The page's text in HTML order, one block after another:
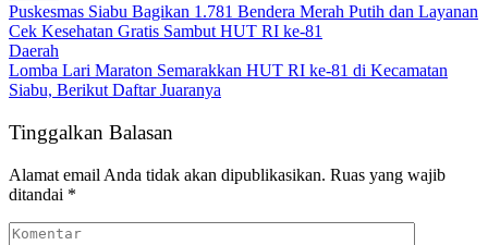
Puskesmas Siabu Bagikan 1.781 Bendera Merah Putih dan Layanan
Cek Kesehatan Gratis Sambut HUT RI ke-81
Daerah
Lomba Lari Maraton Semarakkan HUT RI ke-81 di Kecamatan
Siabu, Berikut Daftar Juaranya
Tinggalkan Balasan
Alamat email Anda tidak akan dipublikasikan. Ruas yang wajib
ditandai *